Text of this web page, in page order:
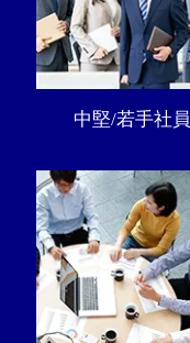
中堅/若手社員